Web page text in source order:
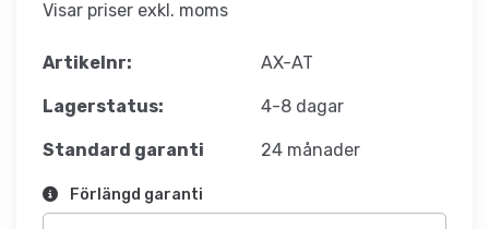
Visar priser exkl. moms
Artikelnr: AX-AT
Lagerstatus: 4-8 dagar
Standard garanti 24 månader
Förlängd garanti